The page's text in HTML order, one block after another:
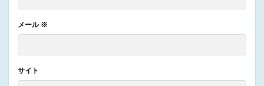
メール ※
サイト